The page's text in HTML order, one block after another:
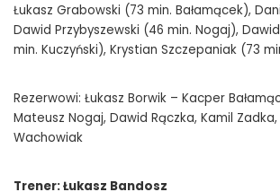
Łukasz Grabowski (73 min. Bałamącek),
Dawid Przybyszewski (46 min. Nogaj),
min. Kuczyński), Krystian Szczepaniak (73
Rezerwowi: Łukasz Borwik – Kacper
Mateusz Nogaj, Dawid Rączka, Kamil
Wachowiak
Trener: Łukasz Bandosz